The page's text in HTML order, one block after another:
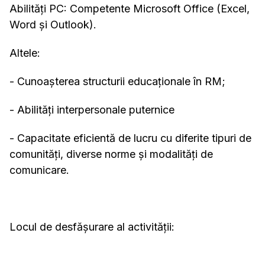
Abilități PC: Competente Microsoft Office (Excel,
Word și Outlook).
Altele:
- Cunoașterea structurii educaționale în RM;
- Abilități interpersonale puternice
- Capacitate eficientă de lucru cu diferite tipuri de
comunități, diverse norme și modalități de
comunicare.
Locul de desfășurare al activității: